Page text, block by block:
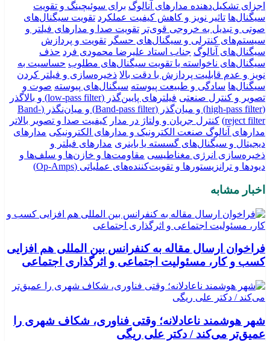
اجزای تشکیل‌دهنده مدارهای آنالوگ برای سوئیچینگ و تقویت
سیگنال‌ها تاثیر نویز و کاهش کیفیت عملکرد تقویت سیگنال‌های
صوتی و تبدیل به خروجی قوی‌تر تقویت صدا و مدارهای فیلتر و
سیستم‌های کنترلی و سیگنال‌های حسگر تقویت و پردازش
سیگنال‌های آنالوگ جناب استاد علیرضا محمودی فرد حذف
سیگنال‌های ناخواسته یا تقویت سیگنال‌های مطلوب حساسیت به
نویز و عدم قابلیت پردازش با دقت بالا ذخیره‌سازی و فیلتر کردن
سیگنال‌ها سادگی و طبیعت پیوسته سیگنال‌های پیوسته صوت و
تصویر و کنترل صنعتی
فیلترهای پایین‌گذر (low-pass filter) و بالاگذر
(high-pass filter) و میان‌گذر (Band-pass filter) و میان‌نگذر (Band-
reject filter) کنترل جریان و ولتاژ در مدار کیفیت صدا و تصویر بالاتر
مدارهای آنالوگ صنعت الکترونیک و مدارهای الکترونیکی مدارهای
دیجیتال و سیگنال‌های گسسته یا باینری مدارهای فیلتر و
ذخیره‌سازی انرژی مغناطیسی مقاومت‌ها و خازن‌ها و سلف‌ها و
دیودها و ترانزیستورها و تقویت‌کننده‌های عملیاتی (Op-Amps)
اخبار مشابه
فراخوان ارسال مقاله به کنفرانس بین المللی هم افزایی
کسب و کار، مسئولیت اجتماعی و اثرگذاری اجتماعی
شهر هوشمند ناعادلانه؛ وقتی فناوری، شکاف شهری را
عمیق‌تر می‌کند / دکتر علی ریگی